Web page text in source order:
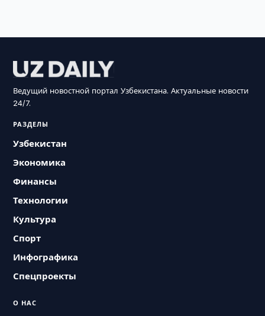
Ведущий новостной портал Узбекистана. Актуальные новости
24/7.
РАЗДЕЛЫ
Узбекистан
Экономика
Финансы
Технологии
Культура
Спорт
Инфографика
Спецпроекты
О НАС